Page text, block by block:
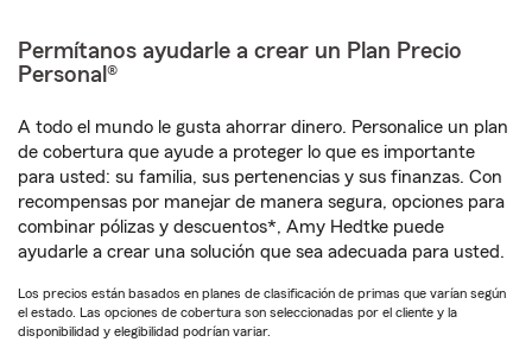
Permítanos ayudarle a crear un Plan Precio
Personal®
A todo el mundo le gusta ahorrar dinero. Personalice un plan
de cobertura que ayude a proteger lo que es importante
para usted: su familia, sus pertenencias y sus finanzas. Con
recompensas por manejar de manera segura, opciones para
combinar pólizas y descuentos*, Amy Hedtke puede
ayudarle a crear una solución que sea adecuada para usted.
Los precios están basados en planes de clasificación de primas que varían según
el estado. Las opciones de cobertura son seleccionadas por el cliente y la
disponibilidad y elegibilidad podrían variar.